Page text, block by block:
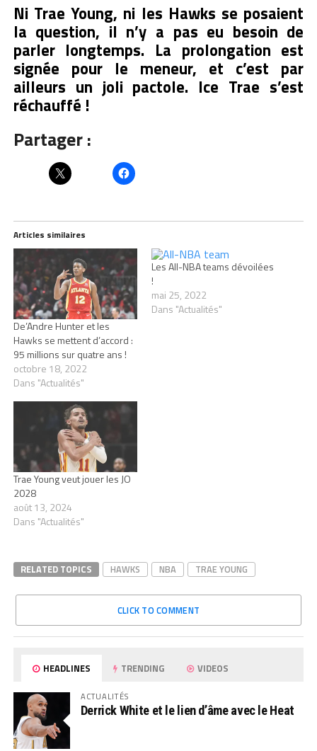
Ni Trae Young, ni les Hawks se posaient
la question, il n’y a pas eu besoin de
parler longtemps. La prolongation est
signée pour le meneur, et c’est par
ailleurs un joli pactole. Ice Trae s’est
réchauffé !
Partager :
Articles similaires
De’Andre Hunter et les
Hawks se mettent d’accord :
95 millions sur quatre ans !
octobre 18, 2022
Dans "Actualités"
Les All-NBA teams dévoilées
!
mai 25, 2022
Dans "Actualités"
Trae Young veut jouer les JO
2028
août 13, 2024
Dans "Actualités"
RELATED TOPICS HAWKS NBA TRAE YOUNG
CLICK TO COMMENT
HEADLINES TRENDING VIDEOS
ACTUALITÉS
Derrick White et le lien d’âme avec le Heat